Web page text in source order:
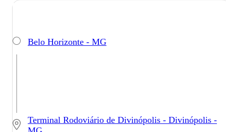
Belo Horizonte - MG
Terminal Rodoviário de Divinópolis - Divinópolis -